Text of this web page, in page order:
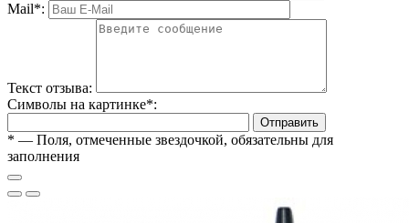
Mail*:
Текст отзыва:
Символы на картинке*:
Отправить
* — Поля, отмеченные звездочкой, обязательны для
заполнения